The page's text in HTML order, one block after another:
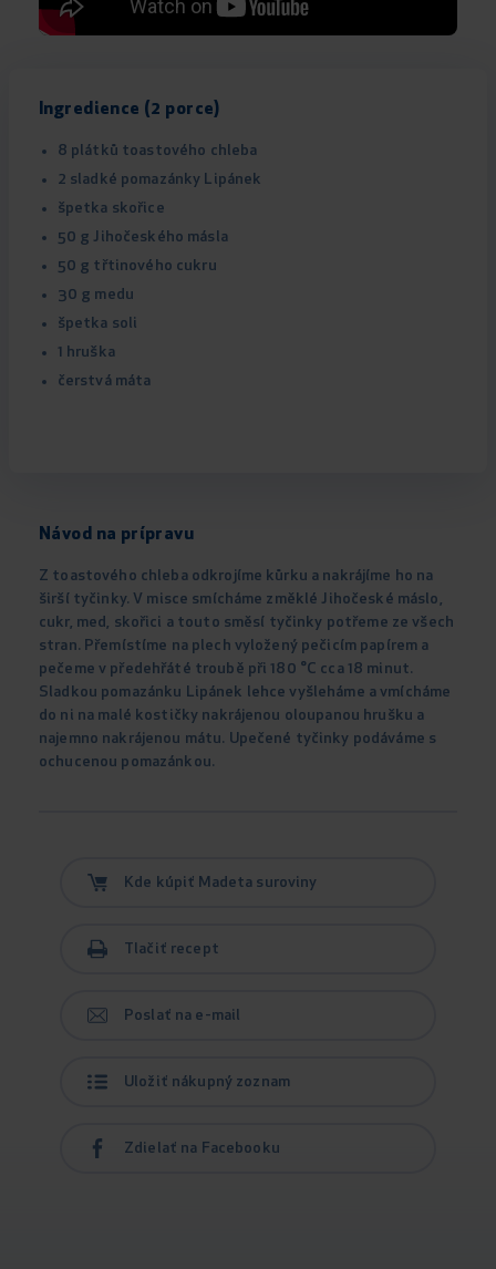
Ingredience (2 porce)
8 plátků toastového chleba
2 sladké pomazánky Lipánek
špetka skořice
50 g Jihočeského másla
50 g třtinového cukru
30 g medu
špetka soli
1 hruška
čerstvá máta
Návod na prípravu
Z toastového chleba odkrojíme kůrku a nakrájíme ho na
širší tyčinky. V misce smícháme změklé Jihočeské máslo,
cukr, med, skořici a touto směsí tyčinky potřeme ze všech
stran. Přemístíme na plech vyložený pečicím papírem a
pečeme v předehřáté troubě při 180 °C cca 18 minut.
Sladkou pomazánku Lipánek lehce vyšleháme a vmícháme
do ni na malé kostičky nakrájenou oloupanou hrušku a
najemno nakrájenou mátu. Upečené tyčinky podáváme s
ochucenou pomazánkou.
Kde kúpiť Madeta suroviny
Tlačiť recept
Poslať na e-mail
Uložiť nákupný zoznam
Zdielať na Facebooku